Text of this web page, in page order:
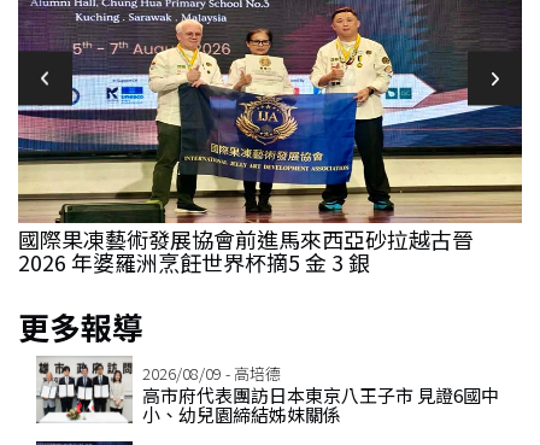
國際果凍藝術發展協會前進馬來西亞砂拉越古晉
2026 年婆羅洲烹飪世界杯摘5 金 3 銀
更多報導
2026/08/09 - 高培德
高市府代表團訪日本東京八王子市 見證6國中
小、幼兒園締結姊妺關係